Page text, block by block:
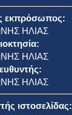
εκπρόσωπος:
ΗΛΙΑΣ
ΗΛΙΑΣ
ΗΛΙΑΣ
ιστοσελίδας: